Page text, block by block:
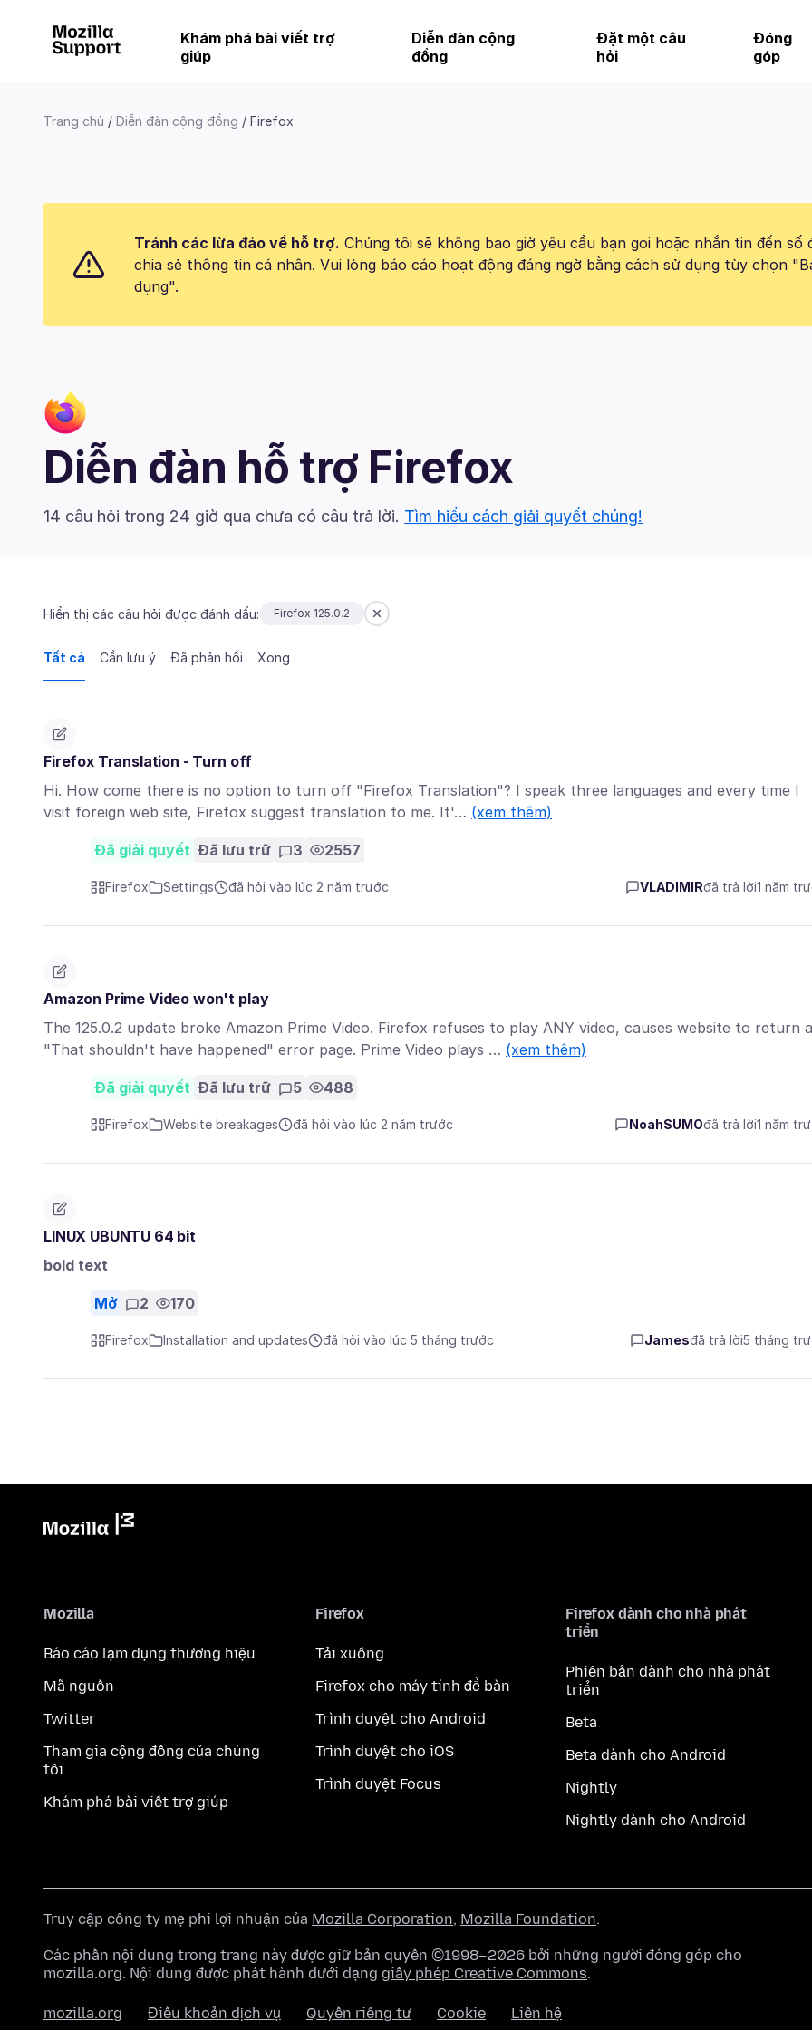
Khám phá bài viết trợ
giúp
Diễn đàn cộng
đồng
Đặt một câu
hỏi
Đóng
góp
Trang chủ Diễn đàn cộng đồng Firefox
Tránh các lừa đảo về hỗ trợ. Chúng tôi sẽ không bao giờ yêu cầu bạn gọi hoặc nhắn tin đến số
chia sẻ thông tin cá nhân. Vui lòng báo cáo hoạt động đáng ngờ bằng cách sử dụng tùy chọn
dụng".
Diễn đàn hỗ trợ Firefox
14 câu hỏi trong 24 giờ qua chưa có câu trả lời. Tìm hiểu cách giải quyết chúng!
Hiển thị các câu hỏi được đánh dấu: Firefox 125.0.2
Tất cả Cần lưu ý Đã phản hồi Xong
Firefox Translation - Turn off
Hi. How come there is no option to turn off "Firefox Translation"? I speak three languages and every time I
visit foreign web site, Firefox suggest translation to me. It'… (xem thêm)
Đã giải quyết Đã lưu trữ 3 2557
Firefox Settings đã hỏi vào lúc 2 năm trước VLADIMIRđã trả lời1 năm
Amazon Prime Video won't play
The 125.0.2 update broke Amazon Prime Video. Firefox refuses to play ANY video, causes website to return a
"That shouldn't have happened" error page. Prime Video plays … (xem thêm)
Đã giải quyết Đã lưu trữ 5 488
Firefox Website breakages đã hỏi vào lúc 2 năm trước NoahSUMOđã trả lời1 năm
LINUX UBUNTU 64 bit
bold text
Mở 2 170
Firefox Installation and updates đã hỏi vào lúc 5 tháng trước Jamesđã trả lời5 tháng
Mozilla
Báo cáo lạm dụng thương hiệu
Mã nguồn
Twitter
Tham gia cộng đồng của chúng
tôi
Khám phá bài viết trợ giúp
Firefox
Tải xuống
Firefox cho máy tính để bàn
Trình duyệt cho Android
Trình duyệt cho iOS
Trình duyệt Focus
Firefox dành cho nhà phát
triển
Phiên bản dành cho nhà phát
triển
Beta
Beta dành cho Android
Nightly
Nightly dành cho Android
Truy cập công ty mẹ phi lợi nhuận của Mozilla Corporation, Mozilla Foundation.
Các phần nội dung trong trang này được giữ bản quyền ©1998–2026 bởi những người đóng góp cho
mozilla.org. Nội dung được phát hành dưới dạng giấy phép Creative Commons.
mozilla.org Điều khoản dịch vụ Quyền riêng tư Cookie Liên hệ